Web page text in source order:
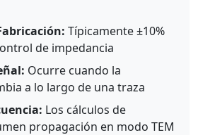
Típicamente ±10%
de impedancia
Ocurre cuando la
a lo largo de una traza
Los cálculos de
propagación en modo TEM